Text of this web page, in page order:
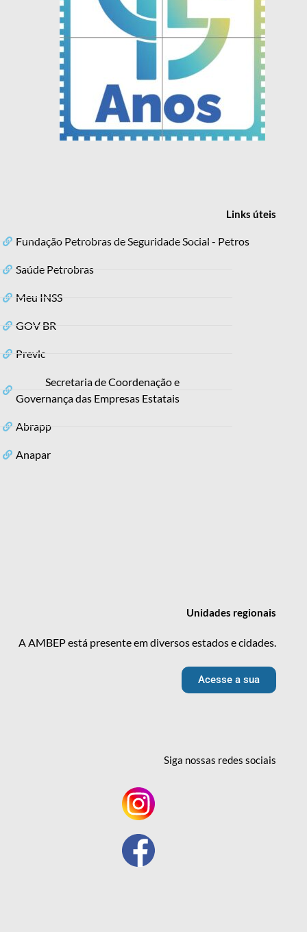
Linksúteis
Fundação Petrobras de Seguridade Social - Petros
Saúde Petrobras
Meu INSS
GOV BR
Previc
Secretaria de Coordenação e
Governança das Empresas Estatais
Abrapp
Anapar
Unidades regionais
A AMBEP está presente em diversos estados e cidades.
Acesse a sua
Siga nossas redessociais